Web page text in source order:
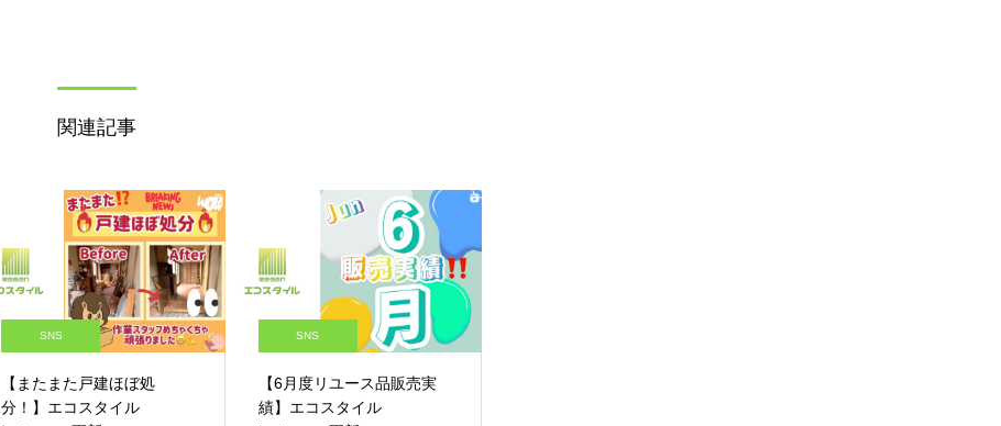
関連記事
SNS
【またまた戸建ほぼ処
分！】エコスタイル
SNS
【6月度リユース品販売実
績】エコスタイル